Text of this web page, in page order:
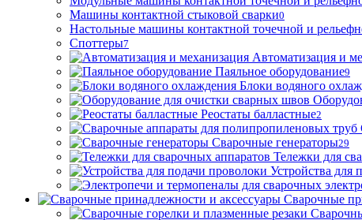
Машины контактной стыковой сварки0
Настольные машины контактной точечной и
Споттеры7
Автоматизация и
Паяльное оборудование9
Блоки водяного
Реостаты балластные2
Сварочные генераторы29
Тележки для
Устройства для
Сварочные